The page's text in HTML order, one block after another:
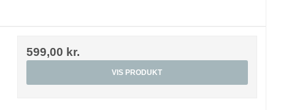
599,00 kr.
VIS PRODUKT